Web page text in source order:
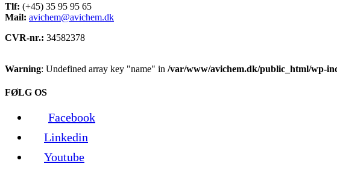
Tlf: (+45) 35 95 95 65
Mail: avichem@avichem.dk
CVR-nr.: 34582378
Warning: Undefined array key "name" in /var/www/avichem.dk/public_html/wp-
FØLG OS
Facebook
Linkedin
Youtube